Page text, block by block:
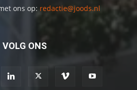
ons op: redactie@joods.nl
VOLG ONS